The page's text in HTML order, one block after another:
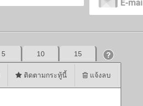
5 10 15
ติดตามกระทู้นี้ แจ้งลบ